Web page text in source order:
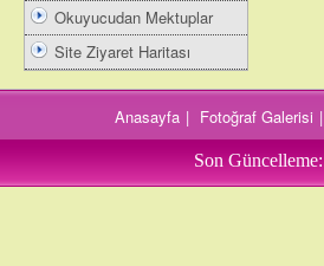
Okuyucudan Mektuplar
Site Ziyaret Haritası
Anasayfa | Fotoğraf Galerisi |
Son Güncelleme: